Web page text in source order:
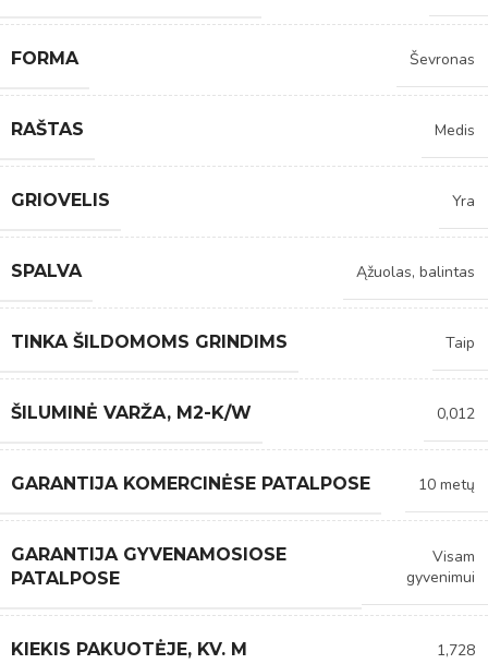
FORMA Ševronas
RAŠTAS Medis
GRIOVELIS Yra
SPALVA Ąžuolas, balintas
TINKA ŠILDOMOMS GRINDIMS Taip
ŠILUMINĖ VARŽA, M2-K/W 0,012
GARANTIJA KOMERCINĖSE PATALPOSE 10 metų
GARANTIJA GYVENAMOSIOSE
PATALPOSE
Visam
gyvenimui
KIEKIS PAKUOTĖJE, KV. M 1,728